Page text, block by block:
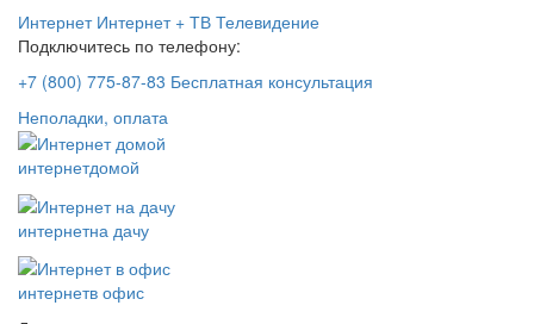
Интернет Интернет + ТВ Телевидение
Подключитесь по телефону:
+7 (800) 775-87-83 Бесплатная консультация
Неполадки, оплата
интернетдомой
интернетна дачу
интернетв офис